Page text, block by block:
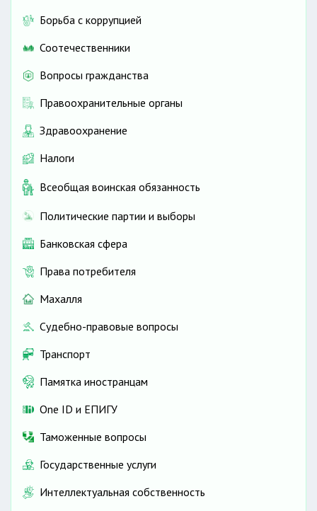
Борьба с коррупцией
Соотечественники
Вопросы гражданства
Правоохранительные органы
Здравоохранение
Налоги
Всеобщая воинская обязанность
Политические партии и выборы
Банковская сфера
Права потребителя
Махалля
Судебно-правовые вопросы
Транспорт
Памятка иностранцам
One ID и ЕПИГУ
Таможенные вопросы
Государственные услуги
Интеллектуальная собственность